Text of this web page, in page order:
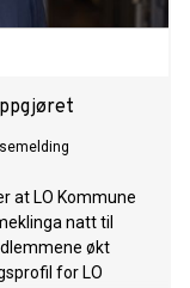
at LO Kommune
natt til
økt
for LO